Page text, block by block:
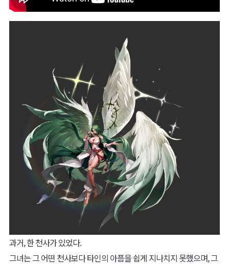
과거, 한 천사가 있었다.
그녀는 그 어떤 천사보다 타인의 아픔을 쉽게 지나치지 못했으며, 그